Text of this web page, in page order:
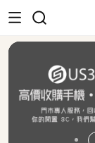
USD 智選